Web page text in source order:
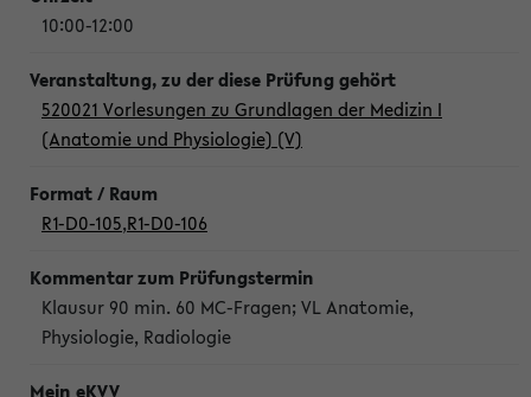
10:00-12:00
520021 Vorlesungen zu Grundlagen der Medizin I
(Anatomie und Physiologie) (V)
R1-D0-105,R1-D0-106
Klausur 90 min. 60 MC-Fragen; VL Anatomie,
Physiologie, Radiologie